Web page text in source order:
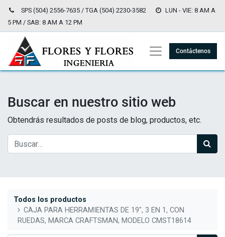
SPS (504) 2556-7635 / TGA (504) 2230-3582
LUN - VIE: 8 AM A
5 PM / SAB: 8 AM A 12 PM
Contáctenos
Buscar en nuestro sitio web
Obtendrás resultados de posts de blog, productos, etc.
Todos los productos
CAJA PARA HERRAMIENTAS DE 19", 3 EN 1, CON
RUEDAS, MARCA CRAFTSMAN, MODELO CMST18614